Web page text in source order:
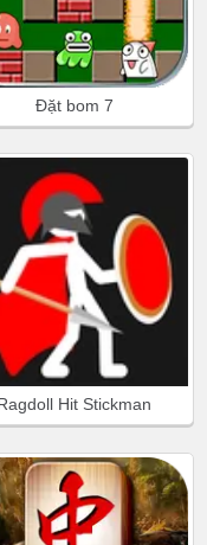
Đặt bom 7
Hit Stickman